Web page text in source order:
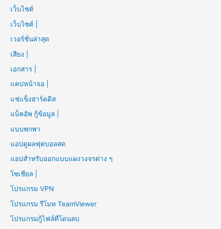
เว็บไซต์
เว็บไซต์ |
เวอร์ชั่นล่าสุด
เสียง |
เอกสาร |
แคปหน้าจอ |
แช่แข็งฮาร์ดดิส
แบ็คอัพ กู้ข้อมูล |
แบบพกพา
แอปดูผลฟุตบอลสด
แอปสำหรับออกแบบแผงวงจรต่าง ๆ
โซเชียล |
โปรแกรม VPN
โปรแกรม รีโมท TeamViewer
โปรแกรมกู้ไฟล์ที่โดนลบ